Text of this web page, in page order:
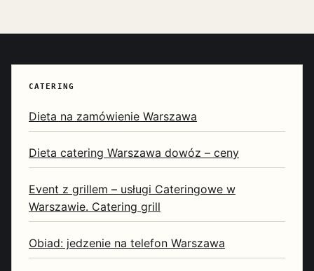
CATERING
Dieta na zamówienie Warszawa
Dieta catering Warszawa dowóz – ceny
Event z grillem – usługi Cateringowe w
Warszawie. Catering grill
Obiad: jedzenie na telefon Warszawa